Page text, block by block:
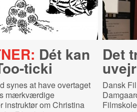
Dét kan
ticki
synes at have overtaget
mærkværdige
instruktør om Christina
Det
Dansk